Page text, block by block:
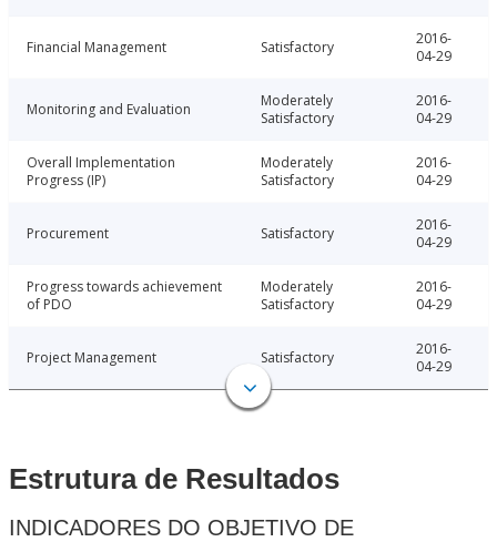
Financial Management Satisfactory
2016-
04-29
Monitoring and Evaluation
Moderately
Satisfactory
2016-
04-29
Overall Implementation
Progress (IP)
Moderately
Satisfactory
2016-
04-29
Procurement Satisfactory
2016-
04-29
Progress towards achievement
of PDO
Moderately
Satisfactory
2016-
04-29
Project Management Satisfactory
2016-
04-29
Estrutura de Resultados
INDICADORES DO OBJETIVO DE